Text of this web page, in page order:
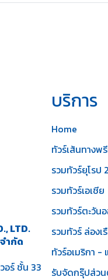
LTD.
ำกัด
อร์ ชั้น 33
บริการ
Home
ทัวร์เส้นทางพ
รวมทัวร์ยุโรป
รวมทัวร์เอเชีย
รวมทัวร์ตะวัน
รวมทัวร์ ล่องเ
ทัวร์อเมริกา -
รับจัดกรุ๊ปส่ว